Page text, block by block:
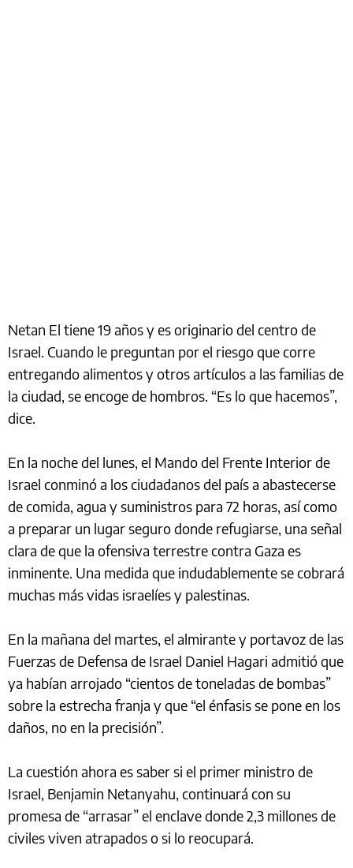
Netan El tiene 19 años y es originario del centro de
Israel. Cuando le preguntan por el riesgo que corre
entregando alimentos y otros artículos a las familias de
la ciudad, se encoge de hombros. “Es lo que hacemos”,
dice.
En la noche del lunes, el Mando del Frente Interior de
Israel conminó a los ciudadanos del país a abastecerse
de comida, agua y suministros para 72 horas, así como
a preparar un lugar seguro donde refugiarse, una señal
clara de que la ofensiva terrestre contra Gaza es
inminente. Una medida que indudablemente se cobrará
muchas más vidas israelíes y palestinas.
En la mañana del martes, el almirante y portavoz de las
Fuerzas de Defensa de Israel Daniel Hagari admitió que
ya habían arrojado “cientos de toneladas de bombas”
sobre la estrecha franja y que “el énfasis se pone en los
daños, no en la precisión”.
La cuestión ahora es saber si el primer ministro de
Israel, Benjamin Netanyahu, continuará con su
promesa de “arrasar” el enclave donde 2,3 millones de
civiles viven atrapados o si lo reocupará.